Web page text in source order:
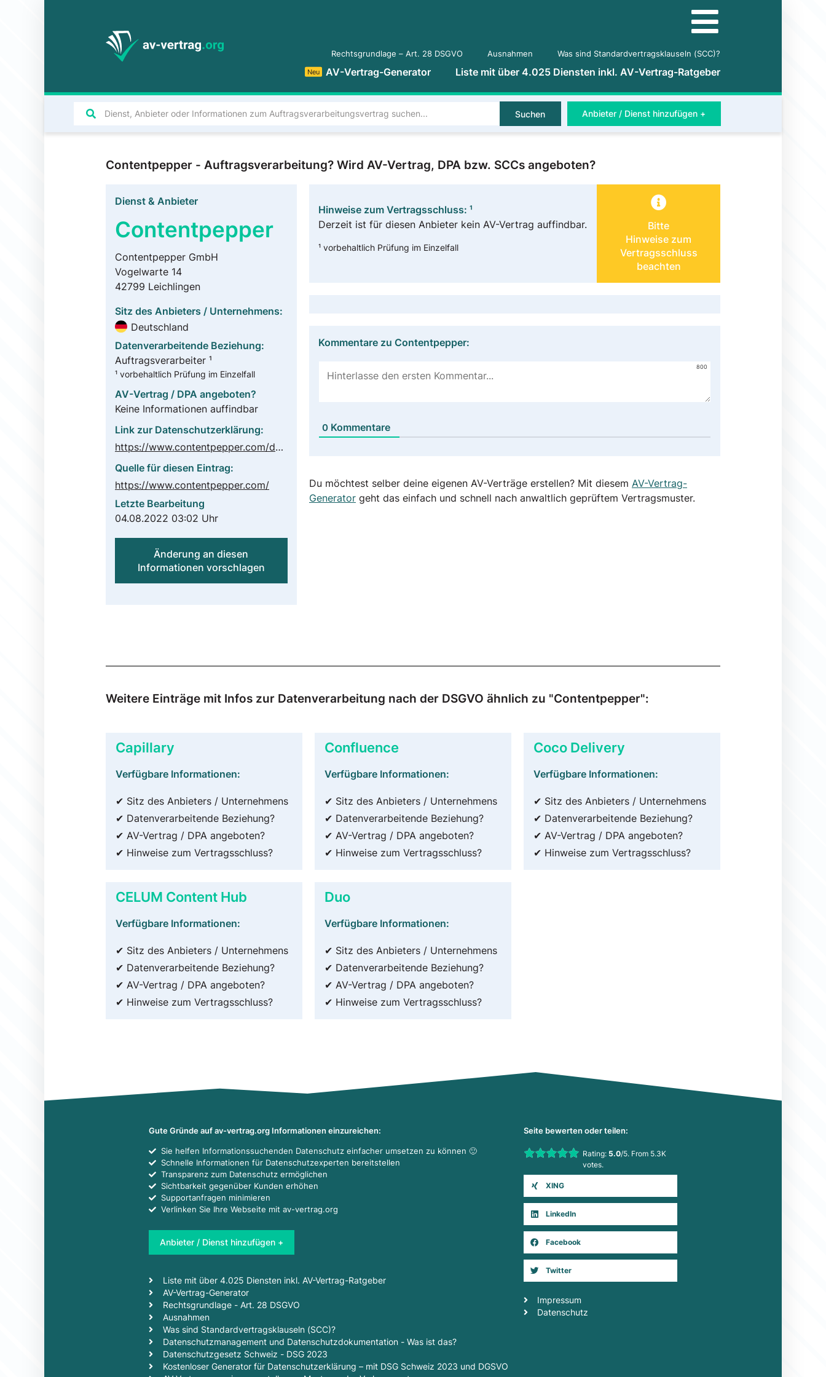
Rechtsgrundlage – Art. 28 DSGVO Ausnahmen Was sind Standardvertragsklauseln (SCC)?
Neu AV-Vertrag-Generator Liste mit über 4.025 Diensten inkl. AV-Vertrag-Ratgeber
Suchen Anbieter / Dienst hinzufügen +
Contentpepper - Auftragsverarbeitung? Wird AV-Vertrag, DPA bzw. SCCs angeboten?
Dienst & Anbieter
Contentpepper
Contentpepper GmbH
Vogelwarte 14
42799 Leichlingen
Sitz des Anbieters / Unternehmens:
Deutschland
Datenverarbeitende Beziehung:
Auftragsverarbeiter ¹
¹ vorbehaltlich Prüfung im Einzelfall
AV-Vertrag / DPA angeboten?
Keine Informationen auffindbar
Link zur Datenschutzerklärung:
https://www.contentpepper.com/datenschutz
Quelle für diesen Eintrag:
https://www.contentpepper.com/
Letzte Bearbeitung
04.08.2022 03:02 Uhr
Änderung an diesen
Informationen vorschlagen
Hinweise zum Vertragsschluss: ¹
Derzeit ist für diesen Anbieter kein AV-Vertrag auffindbar.
¹ vorbehaltlich Prüfung im Einzelfall
Bitte
Hinweise zum
Vertragsschluss
beachten
Kommentare zu Contentpepper:
800
0Kommentare
Du möchtest selber deine eigenen AV-Verträge erstellen? Mit diesem AV-Vertrag-
Generatorgeht das einfach und schnell nach anwaltlich geprüftem Vertragsmuster.
Weitere Einträge mit Infos zur Datenverarbeitung nach der DSGVO ähnlich zu "Contentpepper":
Capillary
Verfügbare Informationen:
✔ Sitz des Anbieters / Unternehmens
✔ Datenverarbeitende Beziehung?
✔ AV-Vertrag / DPA angeboten?
✔ Hinweise zum Vertragsschluss?
Confluence
Verfügbare Informationen:
✔ Sitz des Anbieters / Unternehmens
✔ Datenverarbeitende Beziehung?
✔ AV-Vertrag / DPA angeboten?
✔ Hinweise zum Vertragsschluss?
Coco Delivery
Verfügbare Informationen:
✔ Sitz des Anbieters / Unternehmens
✔ Datenverarbeitende Beziehung?
✔ AV-Vertrag / DPA angeboten?
✔ Hinweise zum Vertragsschluss?
CELUM Content Hub
Verfügbare Informationen:
✔ Sitz des Anbieters / Unternehmens
✔ Datenverarbeitende Beziehung?
✔ AV-Vertrag / DPA angeboten?
✔ Hinweise zum Vertragsschluss?
Duo
Verfügbare Informationen:
✔ Sitz des Anbieters / Unternehmens
✔ Datenverarbeitende Beziehung?
✔ AV-Vertrag / DPA angeboten?
✔ Hinweise zum Vertragsschluss?
Gute Gründe auf av-vertrag.org Informationen einzureichen:
Sie helfen Informationssuchenden Datenschutz einfacher umsetzen zu können 🙂
Schnelle Informationen für Datenschutzexperten bereitstellen
Transparenz zum Datenschutz ermöglichen
Sichtbarkeit gegenüber Kunden erhöhen
Supportanfragen minimieren
Verlinken Sie Ihre Webseite mit av-vertrag.org
Anbieter / Dienst hinzufügen +
Liste mit über 4.025 Diensten inkl. AV-Vertrag-Ratgeber
AV-Vertrag-Generator
Rechtsgrundlage - Art. 28 DSGVO
Ausnahmen
Was sind Standardvertragsklauseln (SCC)?
Datenschutzmanagement und Datenschutzdokumentation - Was ist das?
Datenschutzgesetz Schweiz - DSG 2023
Kostenloser Generator für Datenschutzerklärung – mit DSG Schweiz 2023 und DGSVO
Seite bewerten oder teilen:
Rate this item:
Submit Rating
Rating: 5.0/5. From 5.3K
votes.
XING
LinkedIn
Facebook
Twitter
Impressum
Datenschutz